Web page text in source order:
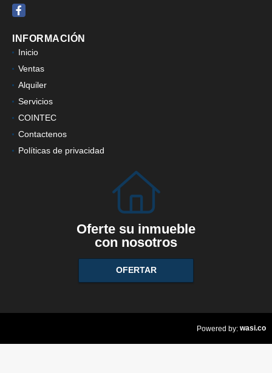
Facebook
INFORMACIÓN
Inicio
Ventas
Alquiler
Servicios
COINTEC
Contactenos
Políticas de privacidad
Oferte su inmueble
con nosotros
OFERTAR
Powered by: wasi.co